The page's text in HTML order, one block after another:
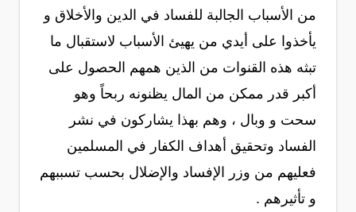
من الأسباب الجالبة للفساد في الدين والأخلاق و
يأخذوا على أيدي من يهيئ الأسباب لاستقبال ما
تبثه هذه القنوات من الذين همهم الحصول على
أكبر قدر ممكن من المال يظنونه ربحاً وهو
سحت و وبال ، وهم بهذا يشاركون في نشر
الفساد وتحقيق أهداف الكفار في المسلمين
فعليهم من وزر الإفساد والإضلال بحسب تسببهم
و تأثيرهم .